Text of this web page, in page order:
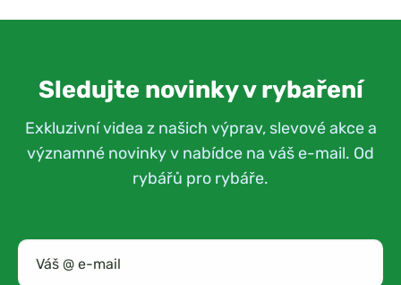
Sledujte novinky v rybaření
Exkluzivní videa z našich výprav, slevové akce a
významné novinky v nabídce na váš e-mail. Od
rybářů pro rybáře.